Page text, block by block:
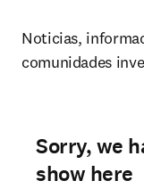
Noticias,
comunidades
Sorry, we
show here